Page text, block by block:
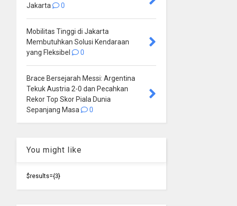
Jakarta
0
Mobilitas Tinggi di Jakarta
Membutuhkan Solusi Kendaraan
yang Fleksibel
0
Brace Bersejarah Messi: Argentina
Tekuk Austria 2-0 dan Pecahkan
Rekor Top Skor Piala Dunia
Sepanjang Masa
0
You might like
$results={3}